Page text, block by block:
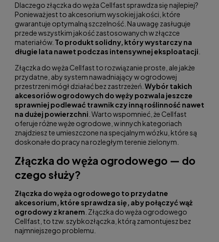
Dlaczego złączka do węża Cellfast sprawdza się najlepiej?
Ponieważ jest to akcesorium wysokiej jakości, które
gwarantuje optymalną szczelność. Na uwagę zasługuje
przede wszystkim jakość zastosowanych w złączce
materiałów. To produkt solidny, który wystarczy na
długie lata nawet podczas intensywnej eksploatacji
Złączka do węża Cellfast to rozwiązanie proste, ale jakże
przydatne, aby system nawadniający w ogrodowej
przestrzeni mógł działać bez zastrzeżeń. Wybór takich
akcesoriów ogrodowych do węży pozwala jeszcze
sprawniej podlewać trawnik czy inną roślinność nawet
na dużej powierzchni . Warto wspomnieć, że Cellfast
oferuje różne węże ogrodowe, w innych kategoriach
znajdziesz te umieszczone na specjalnym wózku, które są
doskonałe do pracy na rozległym terenie zielonym.
Złączka do węża ogrodowego — do
czego służy?
Złączka do węża ogrodowego to przydatne
akcesorium, które sprawdza się, aby połączyć wąż
ogrodowy z kranem . Złączka do węża ogrodowego
Cellfast, to tzw. szybkozłączka, którą zamontujesz bez
najmniejszego problemu.